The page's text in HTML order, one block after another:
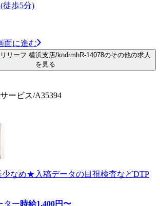
歩5分)
面に進む
リーフ 横浜支店/kndrmhR-14078のその他の求人
を見る
ービス/A35394
なめ★入稿データの目視検査などDTP
ター時給1,400円〜